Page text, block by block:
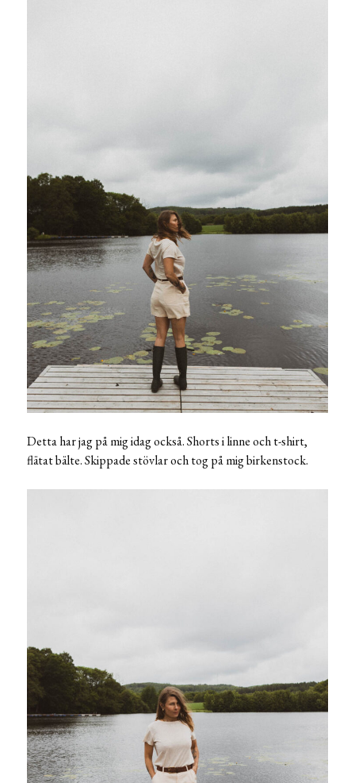
Detta har jag på mig idag också. Shorts i linne och t-shirt,
flätat bälte. Skippade stövlar och tog på mig birkenstock.